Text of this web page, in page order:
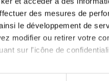
des mesures de
le développement de
modifier ou retirer votre
sur l'icône de
:
Toutes les